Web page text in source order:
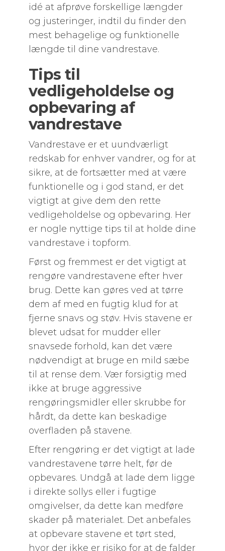
idé at afprøve forskellige længder
og justeringer, indtil du finder den
mest behagelige og funktionelle
længde til dine vandrestave.
Tips til
vedligeholdelse og
opbevaring af
vandrestave
Vandrestave er et uundværligt
redskab for enhver vandrer, og for at
sikre, at de fortsætter med at være
funktionelle og i god stand, er det
vigtigt at give dem den rette
vedligeholdelse og opbevaring. Her
er nogle nyttige tips til at holde dine
vandrestave i topform.
Først og fremmest er det vigtigt at
rengøre vandrestavene efter hver
brug. Dette kan gøres ved at tørre
dem af med en fugtig klud for at
fjerne snavs og støv. Hvis stavene er
blevet udsat for mudder eller
snavsede forhold, kan det være
nødvendigt at bruge en mild sæbe
til at rense dem. Vær forsigtig med
ikke at bruge aggressive
rengøringsmidler eller skrubbe for
hårdt, da dette kan beskadige
overfladen på stavene.
Efter rengøring er det vigtigt at lade
vandrestavene tørre helt, før de
opbevares. Undgå at lade dem ligge
i direkte sollys eller i fugtige
omgivelser, da dette kan medføre
skader på materialet. Det anbefales
at opbevare stavene et tørt sted,
hvor der ikke er risiko for at de falder